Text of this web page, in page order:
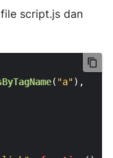
script.js dan
( "a"),